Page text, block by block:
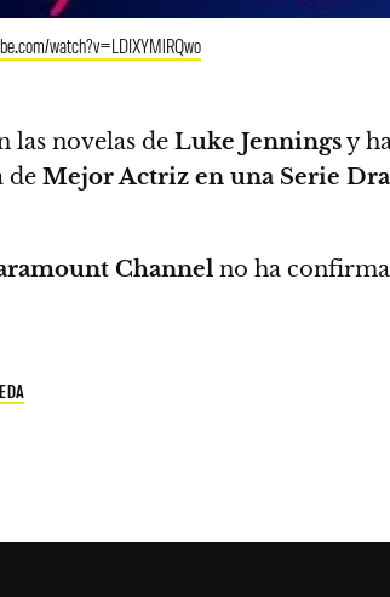
watch?v=LDIXYMlRQwo
las novelas de Luke Jenningsy
de Mejor Actriz en una Serie
Channel no ha